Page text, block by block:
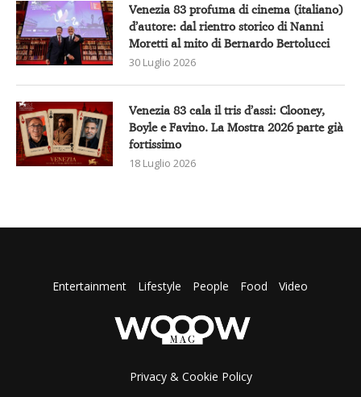
Venezia 83 profuma di cinema (italiano)
d’autore: dal rientro storico di Nanni
Moretti al mito di Bernardo Bertolucci
30 Luglio 2026
Venezia 83 cala il tris d’assi: Clooney,
Boyle e Favino. La Mostra 2026 parte già
fortissimo
18 Luglio 2026
Entertainment Lifestyle People Food Video
Privacy & Cookie Policy